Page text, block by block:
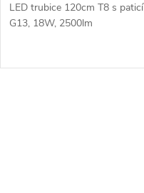
LED trubice 120cm T8 s paticí
G13, 18W, 2500lm